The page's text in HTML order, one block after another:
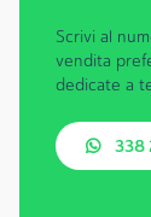
Scrivi al
vendita
dedicate a
338